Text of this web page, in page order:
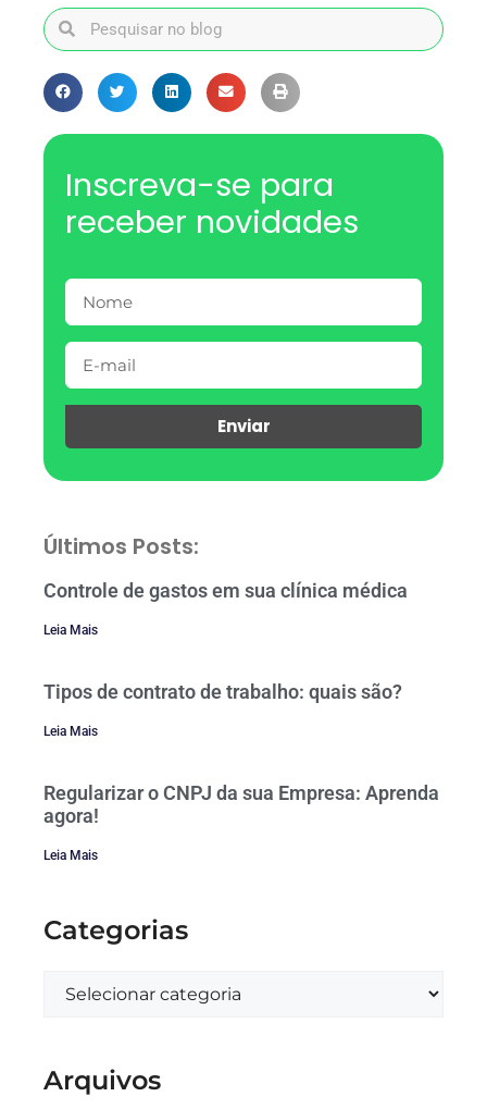
Inscreva-se para
receber novidades
Enviar
Últimos Posts:
Controle de gastos em sua clínica médica
Leia Mais
Tipos de contrato de trabalho: quais são?
Leia Mais
Regularizar o CNPJ da sua Empresa: Aprenda
agora!
Leia Mais
Categorias
Arquivos